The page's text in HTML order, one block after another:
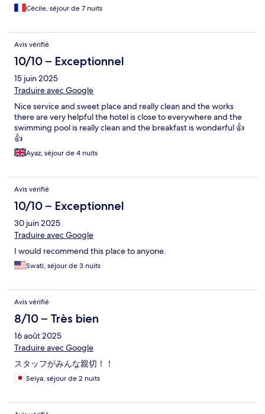
Cécile, séjour de 7 nuits
Avis vérifié
10/10 – Exceptionnel
15 juin 2025
Traduire avec Google
Nice service and sweet place and really clean and the works
there are very helpful the hotel is close to everywhere and the
swimming pool is really clean and the breakfast is wonderful 👍
👍
Ayaz, séjour de 4 nuits
Avis vérifié
10/10 – Exceptionnel
30 juin 2025
Traduire avec Google
I would recommend this place to anyone.
Swati, séjour de 3 nuits
Avis vérifié
8/10 – Très bien
16 août 2025
Traduire avec Google
スタッフがみんな親切！！
Seiya, séjour de 2 nuits